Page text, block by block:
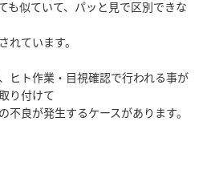
も似ていて、パッと見で区別できな
れています。
ヒト作業・目視確認で行われる事が
り付けて
不良が発生するケースがあります。